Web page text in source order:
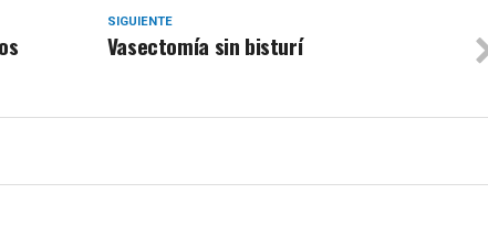
SIGUIENTE
Vasectomía sin bisturí